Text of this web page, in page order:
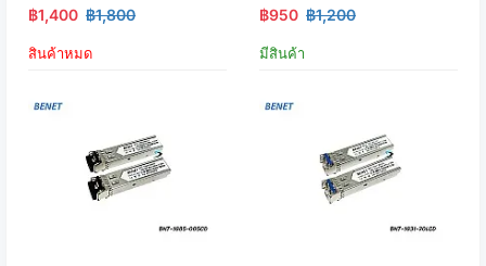
฿1,400 ฿1,800
สินค้าหมด
฿950 ฿1,200
มีสินค้า